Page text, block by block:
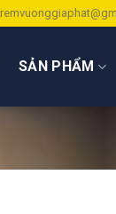
SẢN PHẨM